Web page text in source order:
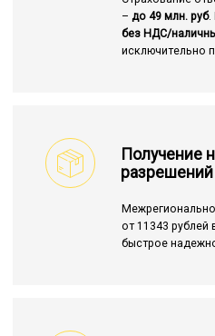
– до 49 млн. руб.
без НДС/
исключительно
Получение
разрешений
от 11343 рублей
быстрое